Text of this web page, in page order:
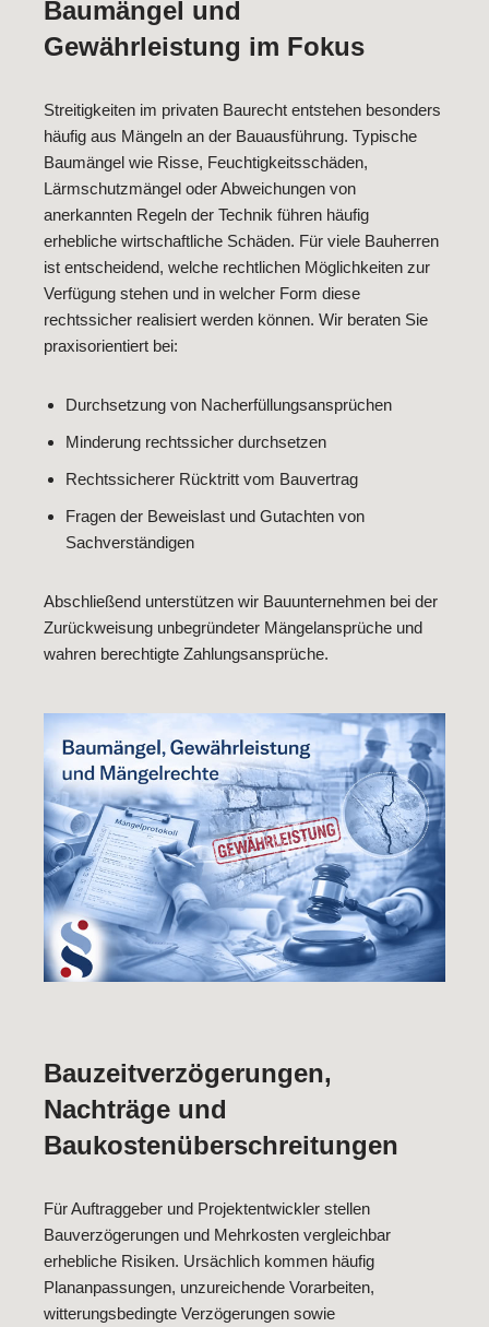
Baumängel und
Gewährleistung im Fokus
Streitigkeiten im privaten Baurecht entstehen besonders
häufig aus Mängeln an der Bauausführung. Typische
Baumängel wie Risse, Feuchtigkeitsschäden,
Lärmschutzmängel oder Abweichungen von
anerkannten Regeln der Technik führen häufig
erhebliche wirtschaftliche Schäden. Für viele Bauherren
ist entscheidend, welche rechtlichen Möglichkeiten zur
Verfügung stehen und in welcher Form diese
rechtssicher realisiert werden können. Wir beraten Sie
praxisorientiert bei:
Durchsetzung von Nacherfüllungsansprüchen
Minderung rechtssicher durchsetzen
Rechtssicherer Rücktritt vom Bauvertrag
Fragen der Beweislast und Gutachten von
Sachverständigen
Abschließend unterstützen wir Bauunternehmen bei der
Zurückweisung unbegründeter Mängelansprüche und
wahren berechtigte Zahlungsansprüche.
Bauzeitverzögerungen,
Nachträge und
Baukostenüberschreitungen
Für Auftraggeber und Projektentwickler stellen
Bauverzögerungen und Mehrkosten vergleichbar
erhebliche Risiken. Ursächlich kommen häufig
Plananpassungen, unzureichende Vorarbeiten,
witterungsbedingte Verzögerungen sowie